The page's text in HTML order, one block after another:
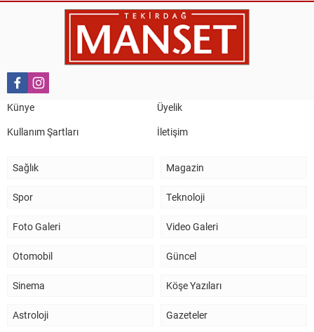
Nail Kazanç
10 Mart 2023 21:36
HAYDİ TEKİRDAĞ MAÇA !!!!
TEKİRDAĞ İL EMNİYET MÜDÜRÜMÜZE HAYIRLI OLSUN
Künye
Üyelik
Kullanım Şartları
İletişim
Sağlık Magazin
Spor Teknoloji
Foto Galeri Video Galeri
Otomobil Güncel
Sinema Köşe Yazıları
Astroloji Gazeteler